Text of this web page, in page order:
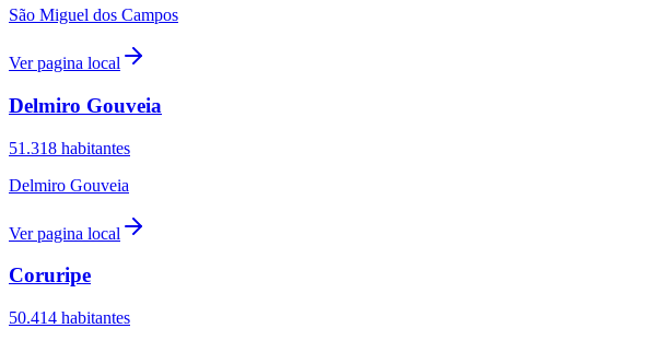
São Miguel dos Campos
Ver pagina local
Delmiro Gouveia
51.318 habitantes
Delmiro Gouveia
Ver pagina local
Coruripe
50.414 habitantes